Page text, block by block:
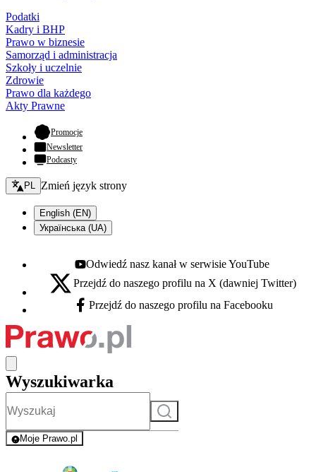
Podatki
Kadry i BHP
Prawo w biznesie
Samorząd i administracja
Szkoły i uczelnie
Zdrowie
Prawo dla każdego
Akty Prawne
Promocje- otwiera się w nowej karcie
Newsletter
Podcasty
Zmień język - bieżący:
PL Zmień język strony
English (EN)
Українська (UA)
Youtube - otwiera się w nowej karcie
Odwiedź nasz kanał w serwisie YouTube
X - otwiera się w nowej karcie
Przejdź do naszego profilu na X (dawniej Twitter)
Facebook - otwiera się w nowej karcie
Przejdź do naszego profilu na Facebooku
Wyszukiwarka
Szukaj
Moje Prawo.pl
- rejestracja i logowanie do serwisu